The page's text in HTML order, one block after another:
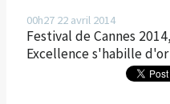
00h27 22 avril 2014
Festival de Cannes
Excellence s'habille d'or